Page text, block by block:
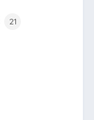
21